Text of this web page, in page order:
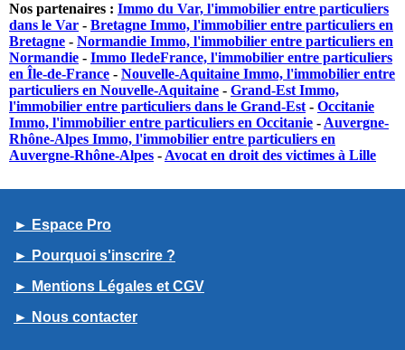
Nos partenaires : Immo du Var, l'immobilier entre particuliers
dans le Var - Bretagne Immo, l'immobilier entre particuliers en
Bretagne - Normandie Immo, l'immobilier entre particuliers en
Normandie - Immo IledeFrance, l'immobilier entre particuliers
en Île-de-France - Nouvelle-Aquitaine Immo, l'immobilier entre
particuliers en Nouvelle-Aquitaine - Grand-Est Immo,
l'immobilier entre particuliers dans le Grand-Est - Occitanie
Immo, l'immobilier entre particuliers en Occitanie - Auvergne-
Rhône-Alpes Immo, l'immobilier entre particuliers en
Auvergne-Rhône-Alpes - Avocat en droit des victimes à Lille
► Espace Pro
► Pourquoi s'inscrire ?
► Mentions Légales et CGV
► Nous contacter